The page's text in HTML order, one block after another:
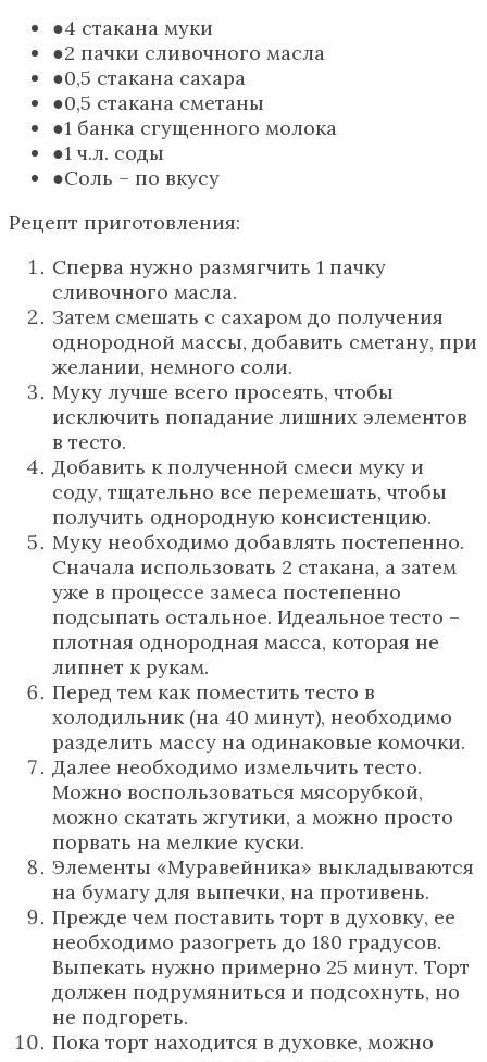
4 стакана муки
2 пачки сливочного масла
0,5 стакана сахара
0,5 стакана сметаны
1 банка сгущенного молока
1 ч.л. соды
Соль – по вкусу
Рецепт приготовления:
Сперва нужно размягчить 1 пачку
сливочного масла.
Затем смешать с сахаром до получения
однородной массы, добавить сметану, при
желании, немного соли.
Муку лучше всего просеять, чтобы
исключить попадание лишних элементов
в тесто.
Добавить к полученной смеси муку и
соду, тщательно все перемешать, чтобы
получить однородную консистенцию.
Муку необходимо добавлять постепенно.
Сначала использовать 2 стакана, а затем
уже в процессе замеса постепенно
подсыпать остальное. Идеальное тесто –
плотная однородная масса, которая не
липнет к рукам.
Перед тем как поместить тесто в
холодильник (на 40 минут), необходимо
разделить массу на одинаковые комочки.
Далее необходимо измельчить тесто.
Можно воспользоваться мясорубкой,
можно скатать жгутики, а можно просто
порвать на мелкие куски.
Элементы «Муравейника» выкладываются
на бумагу для выпечки, на противень.
Прежде чем поставить торт в духовку, ее
необходимо разогреть до 180 градусов.
Выпекать нужно примерно 25 минут. Торт
должен подрумяниться и подсохнуть, но
не подгореть.
Пока торт находится в духовке, можно